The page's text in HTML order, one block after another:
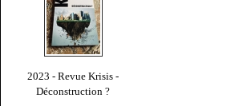
2023 - Revue Krisis -
Déconstruction ?